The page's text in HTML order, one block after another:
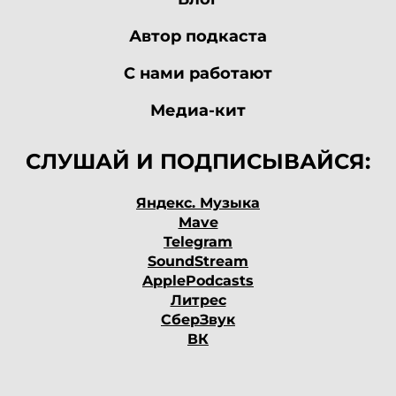
То есть система
самоочищается,
самоорганизуется. И все
эти мифы приводят к
копится так называемое
управленческое вранье,
которое порождает
следующий миф
Автор подкаста
С нами работают
Медиа-кит
СЛУШАЙ И ПОДПИСЫВАЙСЯ:
Яндекс. Музыка
Mave
Telegram
SoundStream
ApplePodcasts
Литрес
СберЗвук
ВК